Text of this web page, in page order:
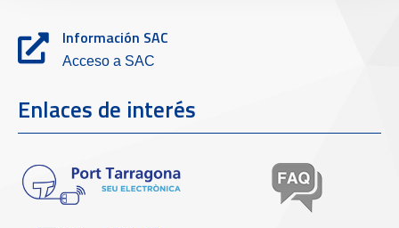
Información SAC
Acceso a SAC
Enlaces de interés